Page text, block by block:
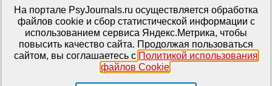
Портал психологических изданий PsyJournals.ru, 2007–2026
Правила использования материалов
Свидетельство регистрации СМИЭл № ФС77-66447 от 14 июля
2016 г.
Издатель: ФГБОУ ВО МГППУ
На портале PsyJournals.ru осуществляется обработка
файлов cookie и сбор статистической информации с
использованием сервиса Яндекс.Метрика, чтобы
повысить качество сайта. Продолжая пользоваться
сайтом, вы соглашаетесь с Политикой использования
файлов Cookie.